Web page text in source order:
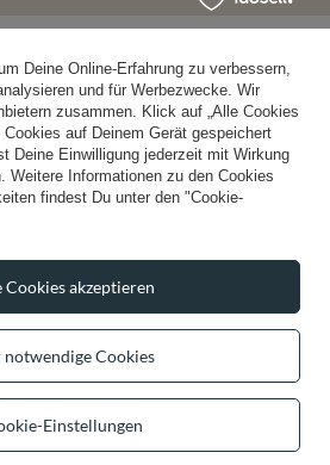
Deine Online-Erfahrung zu verbessern,
und für Werbezwecke. Wir
zusammen. Klick auf „Alle Cookies
auf Deinem Gerät gespeichert
Deine Einwilligung jederzeit mit Wirkung
Weitere Informationen zu den Cookies
findest Du unter den "Cookie-
notwendige Cookies
Einstellungen
Cookies akzeptieren